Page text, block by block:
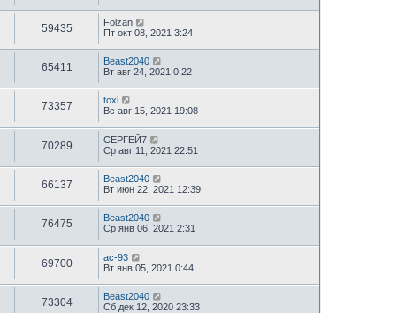
59435
Folzan
Пт окт 08, 2021 3:24
65411
Beast2040
Вт авг 24, 2021 0:22
73357
toxi
Вс авг 15, 2021 19:08
70289
СЕРГЕЙ7
Ср авг 11, 2021 22:51
66137
Beast2040
Вт июн 22, 2021 12:39
76475
Beast2040
Ср янв 06, 2021 2:31
69700
ac-93
Вт янв 05, 2021 0:44
73304
Beast2040
Сб дек 12, 2020 23:33